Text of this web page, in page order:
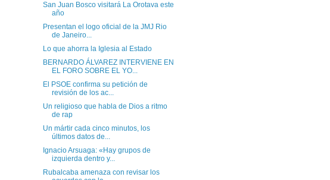
San Juan Bosco visitará La Orotava este
año
Presentan el logo oficial de la JMJ Rio
de Janeiro...
Lo que ahorra la Iglesia al Estado
BERNARDO ÁLVAREZ INTERVIENE EN
EL FORO SOBRE EL YO...
El PSOE confirma su petición de
revisión de los ac...
Un religioso que habla de Dios a ritmo
de rap
Un mártir cada cinco minutos, los
últimos datos de...
Ignacio Arsuaga: «Hay grupos de
izquierda dentro y...
Rubalcaba amenaza con revisar los